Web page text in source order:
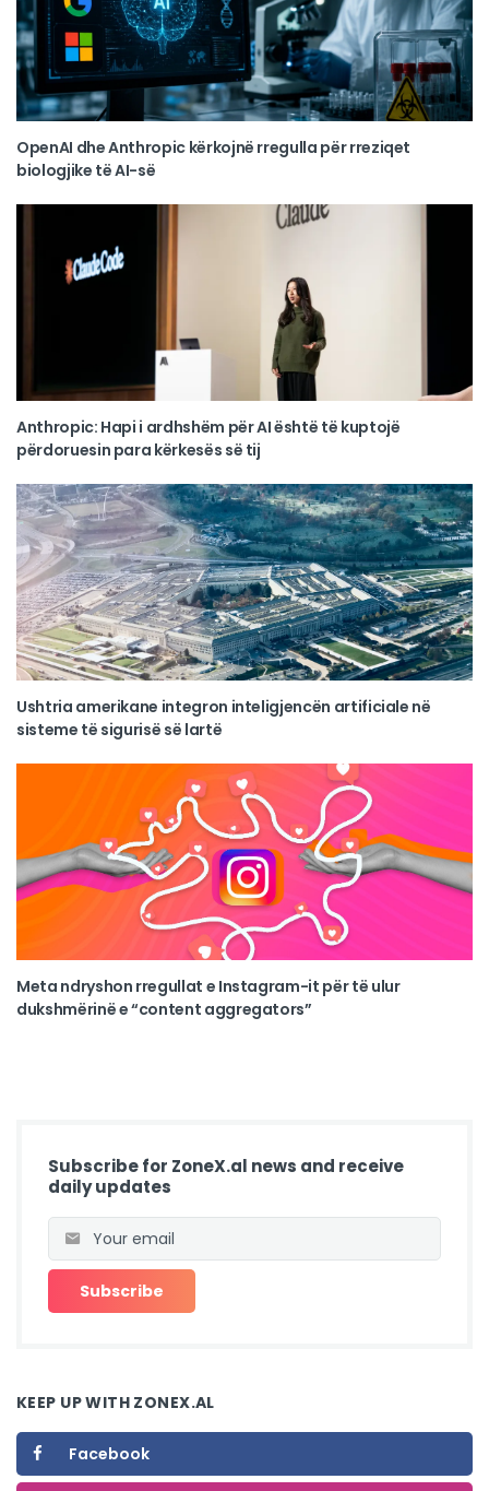
OpenAI dhe Anthropic kërkojnë rregulla për rreziqet
biologjike të AI-së
Anthropic: Hapi i ardhshëm për AI është të kuptojë
përdoruesin para kërkesës së tij
Ushtria amerikane integron inteligjencën artificiale në
sisteme të sigurisë së lartë
Meta ndryshon rregullat e Instagram-it për të ulur
dukshmërinë e “content aggregators”
Subscribe for ZoneX.al news and receive
daily updates
KEEP UP WITH ZONEX.AL
Facebook